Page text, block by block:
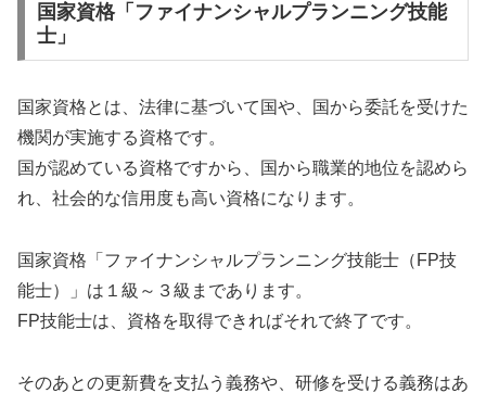
国家資格「ファイナンシャルプランニング技能
士」
国家資格とは、法律に基づいて国や、国から委託を受けた
機関が実施する資格です。
国が認めている資格ですから、国から職業的地位を認めら
れ、社会的な信用度も高い資格になります。
国家資格「ファイナンシャルプランニング技能士（FP技
能士）」は１級～３級まであります。
FP技能士は、資格を取得できればそれで終了です。
そのあとの更新費を支払う義務や、研修を受ける義務はあ